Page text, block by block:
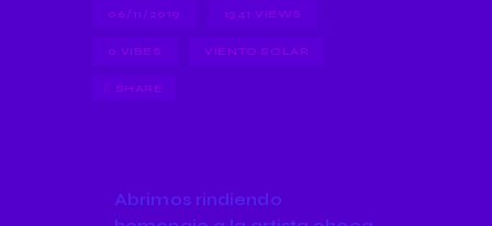
06/11/2019 1341 VIEWS
0 VIBES VIENTO SOLAR
SHARE
Abrimos rindiendo